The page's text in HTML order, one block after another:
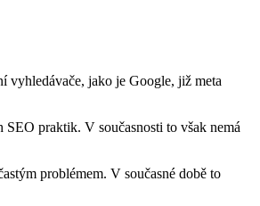
vyhledávače, jako je Google, již meta
praktik. V současnosti to však nemá
problémem. V současné době to